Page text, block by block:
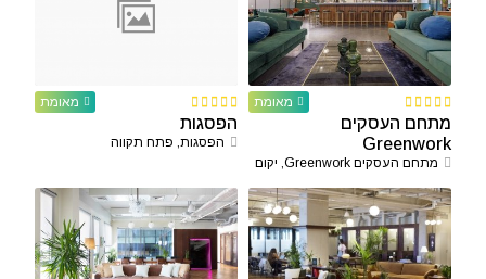
מאומת
מתחם העסקים
Greenwork
מתחם העסקים Greenwork, יקום
מאומת
הפסגות
הפסגות, פתח תקווה